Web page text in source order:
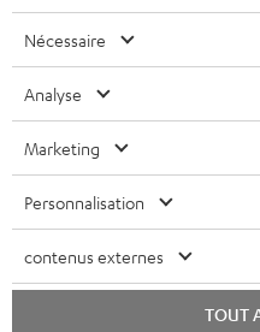
ULTIMA
ÉCOUTEURS INTRA-
FANSHOP
NOUVEAUTÉS
POLOGNE
ITALIE
USA
AUTRES PAYS
Sous réserve de modifications
erreurs. Les accessoires figurant sur
Nécessaire
Analyse
Marketing
Personnalisation
contenus externes
TOUT